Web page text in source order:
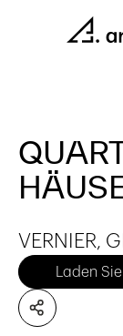
VERNIER,
Laden